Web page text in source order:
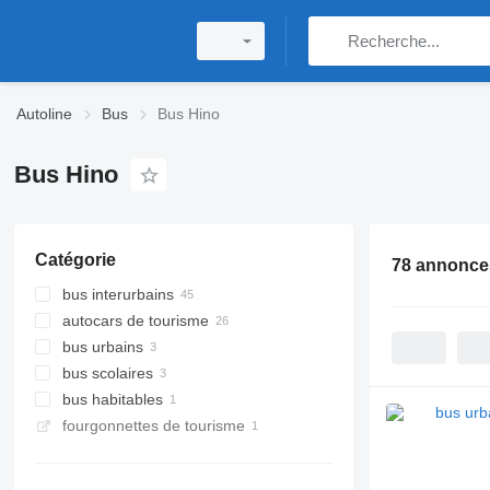
Autoline Bus Bus Hino
Bus Hino
Catégorie
bus interurbains
autocars de tourisme
bus urbains
bus scolaires
bus habitables
fourgonnettes de tourisme
78